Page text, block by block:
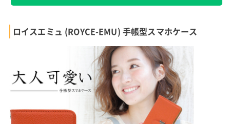
ロイスエミュ (ROYCE-EMU) 手帳型スマホケース